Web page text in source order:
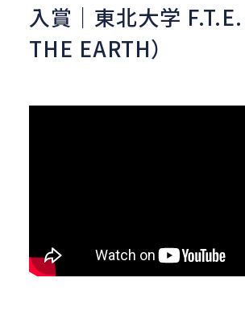
入賞｜東北大学 F.T.E.
THE EARTH）